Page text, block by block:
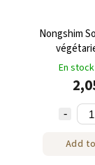
Nongshim
En stock
Add